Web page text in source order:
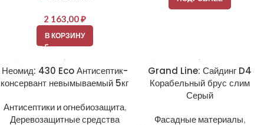
2 163,00₽
В КОРЗИНУ
Неомид: 430 Eco Антисептик-
консервант невымываемый 5кг
Антисептики и огнебиозащита,
Деревозащитные средства
Grand Line: Сайдинг D4
Корабельный брус слим
Серый
Фасадные материалы,